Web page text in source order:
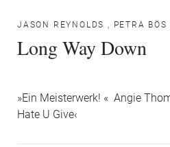
JASON REYNOLDS , PETRA BÖS
Long Way Down
»Ein Meisterwerk! « Angie
Hate U Give‹